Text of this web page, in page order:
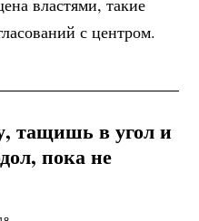
властями, такие
с центром.
тащишь в угол и
пока не